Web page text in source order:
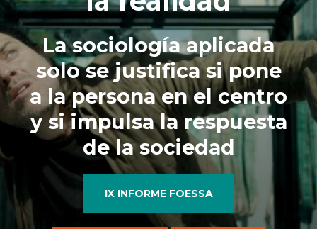
APOYO A LA INVESTIGACIÓN
ENCUESTA FOESSA
PUBLICACIONES
La sociología aplicada
solo se justifica si pone
a la persona en el centro
y si impulsa la respuesta
de la sociedad
IX INFORME FOESSA